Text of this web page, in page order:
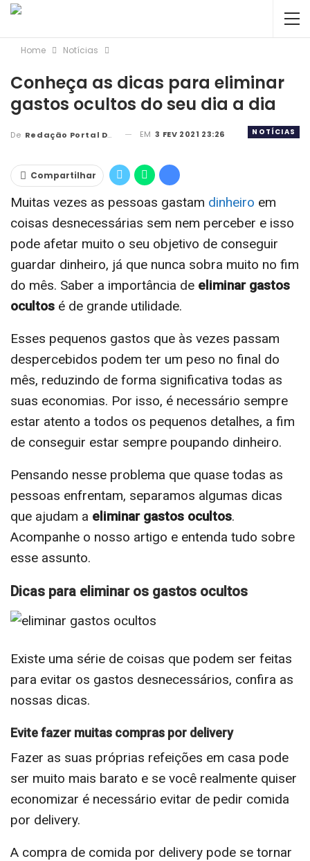
Home Notícias
Conheça as dicas para eliminar
gastos ocultos do seu dia a dia
NOTÍCIAS
De Redação Portal DBC EM 3 FEV 2021 23:26
Compartilhar
Muitas vezes as pessoas gastam dinheiro em
coisas desnecessárias sem nem perceber e isso
pode afetar muito o seu objetivo de conseguir
guardar dinheiro, já que nunca sobra muito no fim
do mês. Saber a importância de eliminar gastos
ocultos é de grande utilidade.
Esses pequenos gastos que às vezes passam
despercebidos podem ter um peso no final do
mês, reduzindo de forma significativa todas as
suas economias. Por isso, é necessário sempre
estar atento a todos os pequenos detalhes, a fim
de conseguir estar sempre poupando dinheiro.
Pensando nesse problema que quase todas as
pessoas enfrentam, separamos algumas dicas
que ajudam a eliminar gastos ocultos.
Acompanhe o nosso artigo e entenda tudo sobre
esse assunto.
Dicas para eliminar os gastos ocultos
Existe uma série de coisas que podem ser feitas
para evitar os gastos desnecessários, confira as
nossas dicas.
Evite fazer muitas compras por delivery
Fazer as suas próprias refeições em casa pode
ser muito mais barato e se você realmente quiser
economizar é necessário evitar de pedir comida
por delivery.
A compra de comida por delivery pode se tornar